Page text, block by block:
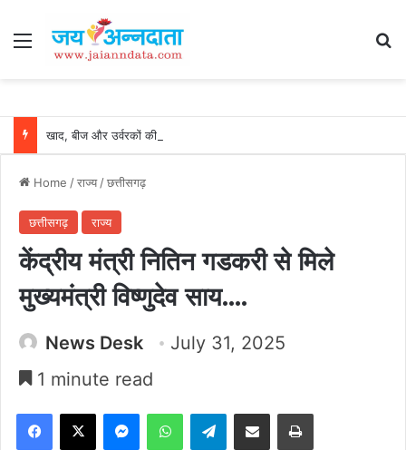
Menu
Home /राज्य/छत्तीसगढ़
छत्तीसगढ़ राज्य
केंद्रीय मंत्री नितिन गडकरी से मिले
मुख्यमंत्री विष्णुदेव साय….
News Desk
July 31, 2025
1 minute read
Facebook
X MessengerWhatsAppTelegramShare via Email Print